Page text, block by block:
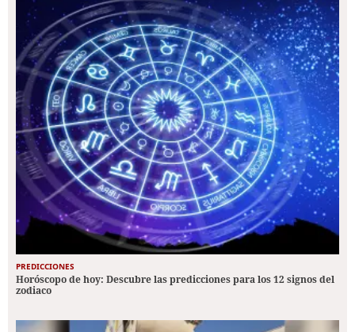
PREDICCIONES
Horóscopo de hoy: Descubre las predicciones para los 12 signos del
zodiaco